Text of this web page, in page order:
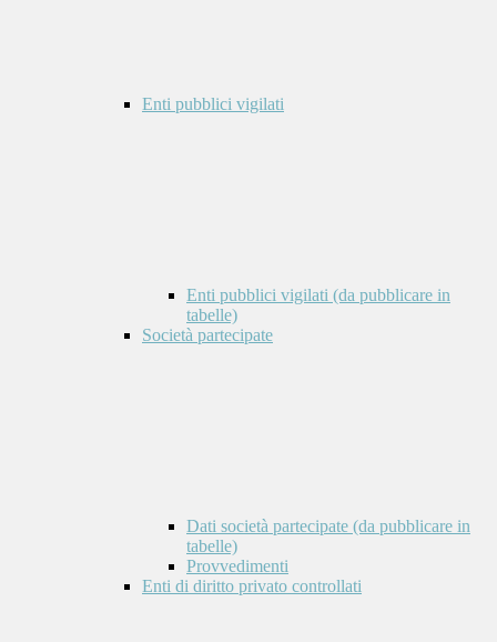
Enti pubblici vigilati
Enti pubblici vigilati (da pubblicare in
tabelle)
Società partecipate
Dati società partecipate (da pubblicare in
tabelle)
Provvedimenti
Enti di diritto privato controllati